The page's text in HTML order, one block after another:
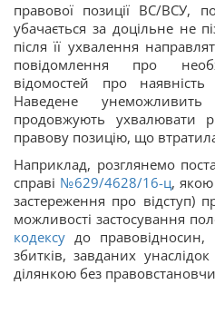
правової позиції ВС/ВСУ,
убачається за доцільне не
після її ухвалення
повідомлення про
відомостей про наявність
Наведене
продовжують ухвалювати
правову позицію, що
Наприклад, розглянемо
справі №629/4628/16-ц, якою
застереження про відступ)
можливості застосування
кодексу до правовідносин,
збитків, завданих
ділянкою без